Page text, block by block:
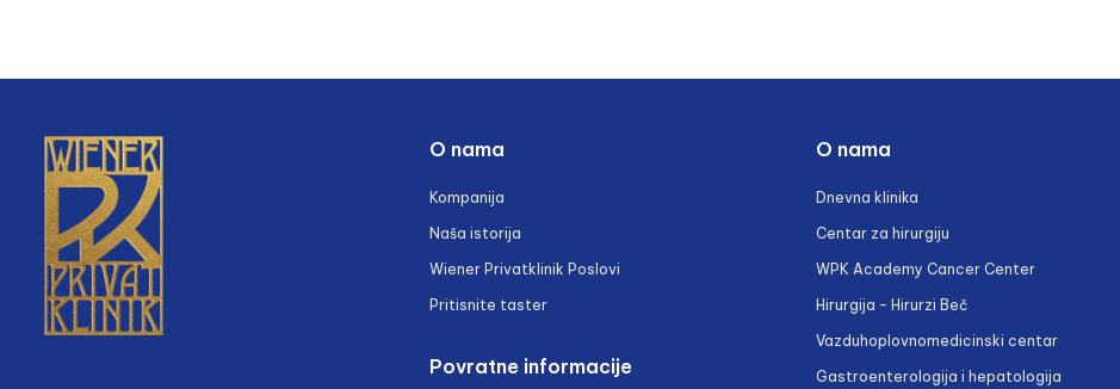
O nama
Kompanija
Naša istorija
Wiener Privatklinik Poslovi
Pritisnite taster
Povratne informacije
O nama
Dnevna klinika
Centar za hirurgiju
WPK Academy Cancer Center
Hirurgija – Hirurzi Beč
Vazduhoplovnomedicinski centar
Gastroenterologija i hepatologija